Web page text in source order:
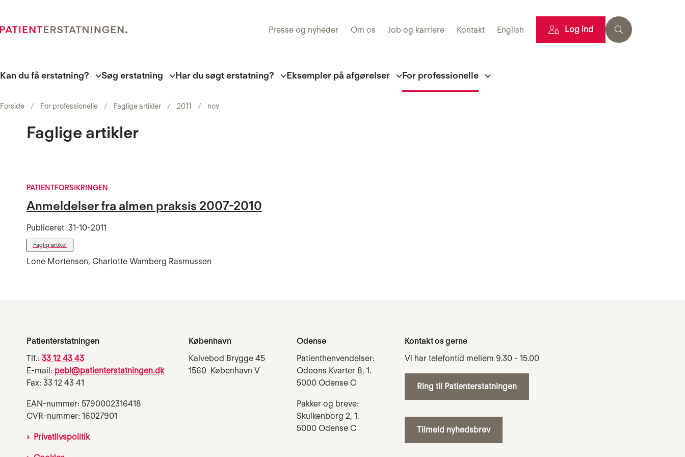
Presse og nyheder Om os Job og karriere Kontakt English Log ind
Kan du få erstatning? Søg erstatning Har du søgt erstatning? Eksempler på afgørelser For professionelle
Forside For professionelle Faglige artikler 2011 nov
Faglige artikler
PATIENTFORSIKRINGEN
Anmeldelser fra almen praksis 2007-2010
Publiceret 31-10-2011
Faglig artikel
Lone Mortensen, Charlotte Wamberg Rasmussen
Patienterstatningen
Tlf.: 33 12 43 43
E-mail: pebl@patienterstatningen.dk
Fax: 33 12 43 41
EAN-nummer: 5790002316418
CVR-nummer: 16027901
Privatlivspolitik
København
Kalvebod Brygge 45
1560 København V
Odense
Patienthenvendelser:
Odeons Kvarter 8, 1.
5000 Odense C
Pakker og breve:
Skulkenborg 2, 1.
5000 Odense C
Kontakt os gerne
Vi har telefontid mellem 9.30 - 15.00
Ring til Patienterstatningen
Tilmeld nyhedsbrev